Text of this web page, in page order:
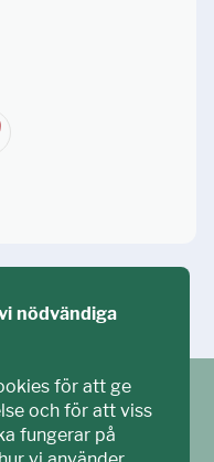
nödvändiga
för att ge
och för att viss
fungerar på